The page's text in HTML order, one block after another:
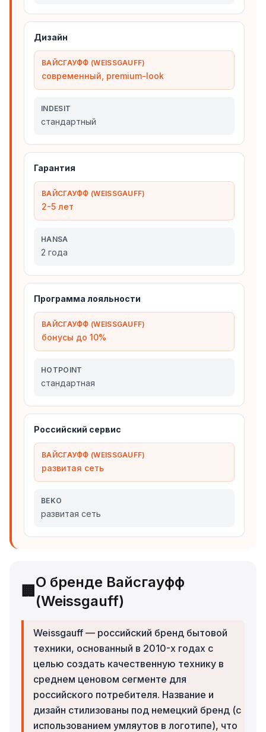
Дизайн
ВАЙСГАУФФ (WEISSGAUFF)
современный, premium-look
INDESIT
стандартный
Гарантия
ВАЙСГАУФФ (WEISSGAUFF)
2-5 лет
HANSA
2 года
Программа лояльности
ВАЙСГАУФФ (WEISSGAUFF)
бонусы до 10%
HOTPOINT
стандартная
Российский сервис
ВАЙСГАУФФ (WEISSGAUFF)
развитая сеть
BEKO
развитая сеть
🏢
О бренде Вайсгауфф
(Weissgauff)
Weissgauff — российский бренд бытовой
техники, основанный в 2010-х годах с
целью создать качественную технику в
среднем ценовом сегменте для
российского потребителя. Название и
дизайн стилизованы под немецкий бренд (с
использованием умляутов в логотипе), что